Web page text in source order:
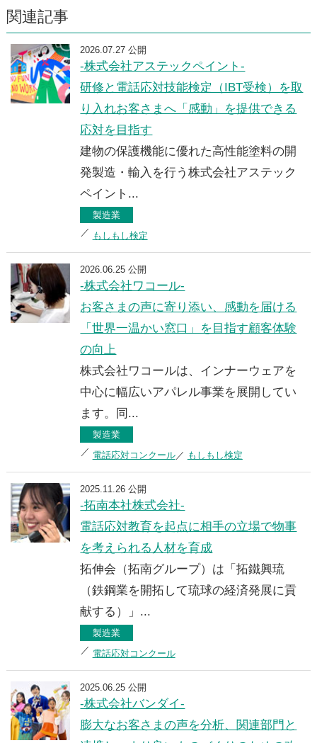
関連記事
2026.07.27 公開
-株式会社アステックペイント-
研修と電話応対技能検定（IBT受検）を取
り入れお客さまへ「感動」を提供できる
応対を目指す
建物の保護機能に優れた高性能塗料の開
発製造・輸入を行う株式会社アステック
ペイント...
製造業
もしもし検定
2026.06.25 公開
-株式会社ワコール-
お客さまの声に寄り添い、感動を届ける
「世界一温かい窓口」を目指す顧客体験
の向上
株式会社ワコールは、インナーウェアを
中心に幅広いアパレル事業を展開してい
ます。同...
製造業
電話応対コンクール
もしもし検定
2025.11.26 公開
-拓南本社株式会社-
電話応対教育を起点に相手の立場で物事
を考えられる人材を育成
拓伸会（拓南グループ）は「拓鐵興琉
（鉄鋼業を開拓して琉球の経済発展に貢
献する）」...
製造業
電話応対コンクール
2025.06.25 公開
-株式会社バンダイ-
膨大なお客さまの声を分析、関連部門と